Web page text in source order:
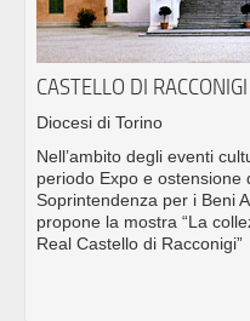
CASTELLO DI
Diocesi di Torino
Nell’ambito degli eventi
periodo Expo e ostensione
Soprintendenza per i Beni
propone la mostra “La
Real Castello di Racconigi”